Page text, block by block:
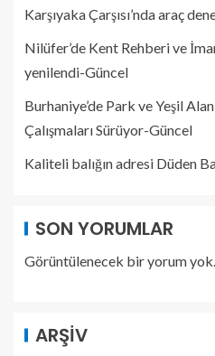
Karşıyaka Çarşısı’nda araç
Nilüfer’de Kent Rehberi ve
yenilendi-Güncel
Burhaniye’de Park ve Yeşil
Çalışmaları Sürüyor-Güncel
Kaliteli balığın adresi Düden
SON YORUMLAR
Görüntülenecek bir yorum yok.
ARŞIV